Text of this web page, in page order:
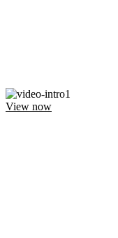
View now